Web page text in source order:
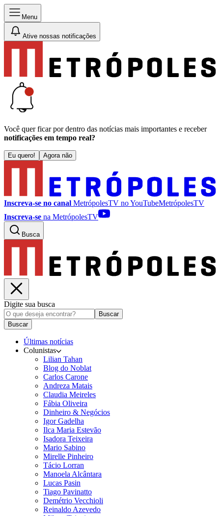
Menu
Ative nossas notificações
Você quer ficar por dentro das notícias mais importantes e receber
notificações em tempo real?
Eu quero! Agora não
Inscreva-se no canal MetrópolesTV noYouTubeMetrópolesTV
Inscreva-se na MetrópolesTV
Busca
Digite sua busca
Buscar
Buscar
Últimas notícias
Colunistas
Lilian Tahan
Blog do Noblat
Carlos Carone
Andreza Matais
Claudia Meireles
Fábia Oliveira
Dinheiro & Negócios
Igor Gadelha
Ilca Maria Estevão
Isadora Teixeira
Mario Sabino
Mirelle Pinheiro
Tácio Lorran
Manoela Alcântara
Lucas Pasin
Tiago Pavinatto
Demétrio Vecchioli
Reinaldo Azevedo